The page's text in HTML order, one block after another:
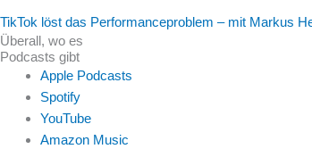
TikTok löst das Performanceproblem – mit Markus
Überall, wo es
Podcasts gibt
Apple Podcasts
Spotify
YouTube
Amazon Music